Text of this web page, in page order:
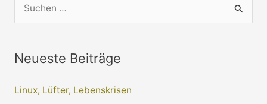
u
h
n
Neueste Beiträge
Linux, Lüfter, Lebenskrisen